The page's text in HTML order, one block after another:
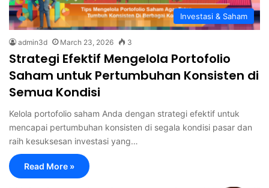
Investasi & Saham
admin3d March 23, 2026 3
Strategi Efektif Mengelola Portofolio
Saham untuk Pertumbuhan Konsisten di
Semua Kondisi
Kelola portofolio saham Anda dengan strategi efektif untuk
mencapai pertumbuhan konsisten di segala kondisi pasar dan
raih kesuksesan investasi yang…
Read More »